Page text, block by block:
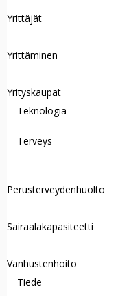
Yrittäjät
Yrittäminen
Yrityskaupat
Teknologia
Terveys
Perusterveydenhuolto
Sairaalakapasiteetti
Vanhustenhoito
Tiede